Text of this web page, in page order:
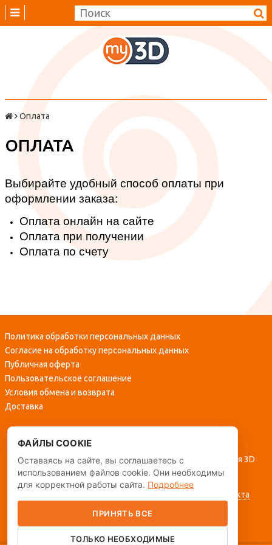
Оплата
ОПЛАТА
Выбирайте удобный способ оплаты при
оформлении заказа:
Оплата онлайн на сайте
Оплата при получении
Оплата по счету
Политика обработки персональных данных
Согласие на обработку персональных данных
Публичная оферта
Пользовательское соглашение
Условия обмена и возврата
Доставка
my3d.art - современное производство филаментов для 3D
печати
DIGITAL.ERA. Разработка и тех. поддержка проекта
Работает наInSales
ФАЙЛЫ COOKIE
Оставаясь на сайте, вы соглашаетесь с
использованием файлов cookie. Они необходимы
для корректной работы сайта. Подробнее
ПРИНЯТЬ ВСЕ
ТОЛЬКО НЕОБХОДИМЫЕ